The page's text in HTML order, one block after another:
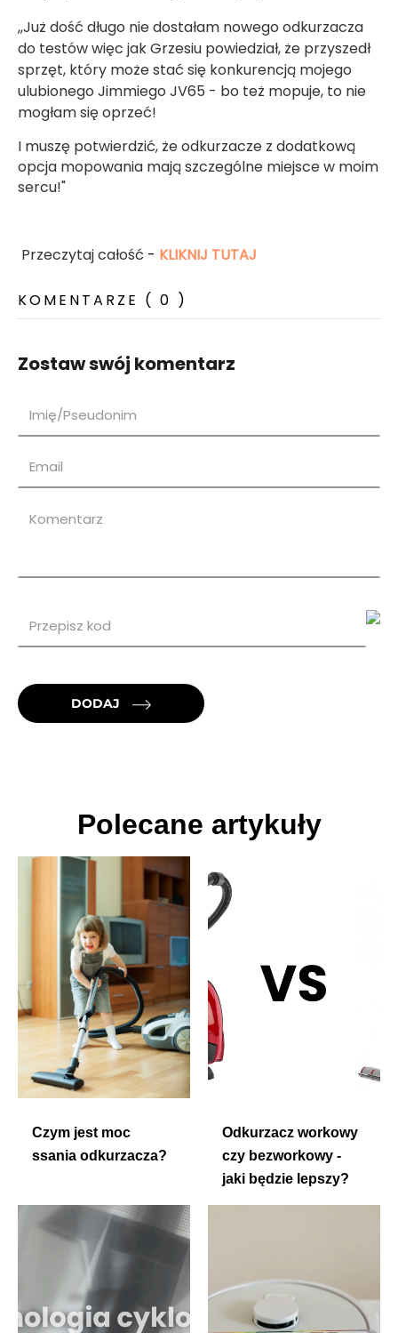
,,Już dość długo nie dostałam nowego odkurzacza
do testów więc jak Grzesiu powiedział, że przyszedł
sprzęt, który może stać się konkurencją mojego
ulubionego Jimmiego JV65 - bo też mopuje, to nie
mogłam się oprzeć!
I muszę potwierdzić, że odkurzacze z dodatkową
opcja mopowania mają szczególne miejsce w moim
sercu!"
Przeczytaj całość - KLIKNIJ TUTAJ
KOMENTARZE ( 0 )
Zostaw swój komentarz
DODAJ
Polecane artykuły
Czym jest moc
ssania odkurzacza?
Odkurzacz workowy
czy bezworkowy -
jaki będzie lepszy?